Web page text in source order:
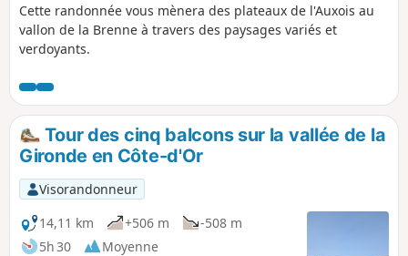
Cette randonnée vous mènera des plateaux de l'Auxois au
vallon de la Brenne à travers des paysages variés et
verdoyants.
Tour des cinq balcons sur la vallée de la
Gironde en Côte-d'Or
Visorandonneur
14,11 km
+506 m
-508 m
5h 30
Moyenne